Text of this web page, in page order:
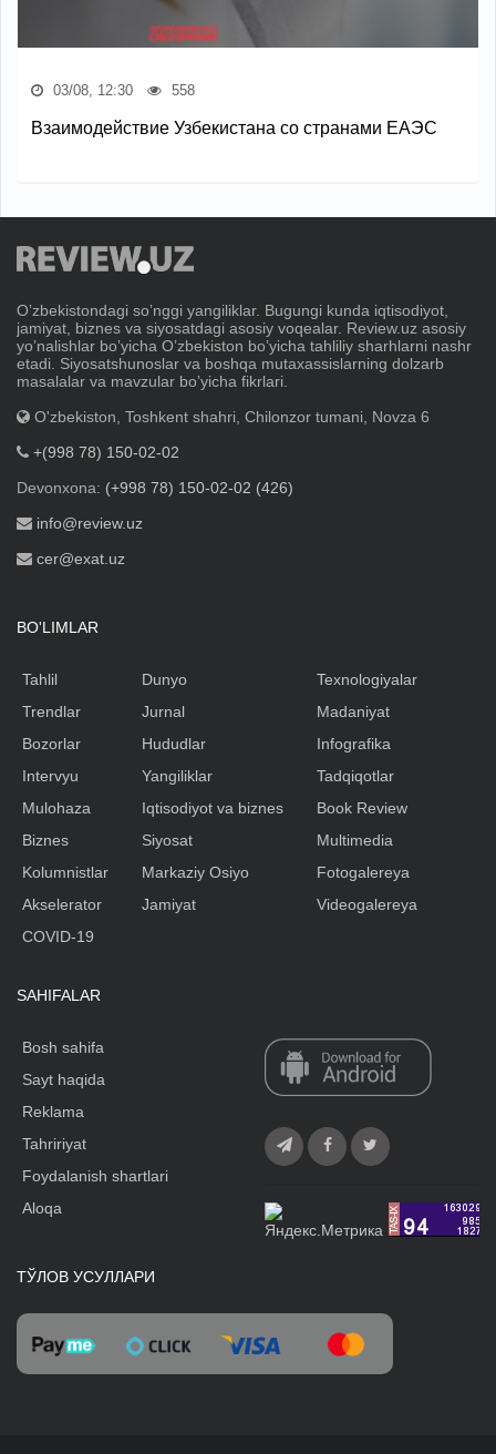
03/08, 12:30 558
Взаимодействие Узбекистана со странами ЕАЭС
Oʼzbekistondagi soʼnggi yangiliklar. Bugungi kunda iqtisodiyot,
jamiyat, biznes va siyosatdagi asosiy voqealar. Review.uz asosiy
yoʼnalishlar boʼyicha Oʼzbekiston boʼyicha tahliliy sharhlarni nashr
etadi. Siyosatshunoslar va boshqa mutaxassislarning dolzarb
masalalar va mavzular boʼyicha fikrlari.
O'zbekiston, Toshkent shahri, Chilonzor tumani, Novza 6
+(998 78) 150-02-02
Devonxona: (+998 78) 150-02-02 (426)
info@review.uz
cer@exat.uz
BO'LIMLAR
Tahlil
Trendlar
Bozorlar
Intervyu
Mulohaza
Biznes
Kolumnistlar
Akselerator
Dunyo
Jurnal
Hududlar
Yangiliklar
Iqtisodiyot va biznes
Siyosat
Markaziy Osiyo
Jamiyat
Texnologiyalar
Madaniyat
Infografika
Tadqiqotlar
Book Review
Multimedia
Fotogalereya
Videogalereya
COVID-19
SAHIFALAR
Bosh sahifa
Sayt haqida
Reklama
Tahririyat
Foydalanish shartlari
Aloqa
ТЎЛОВ УСУЛЛАРИ